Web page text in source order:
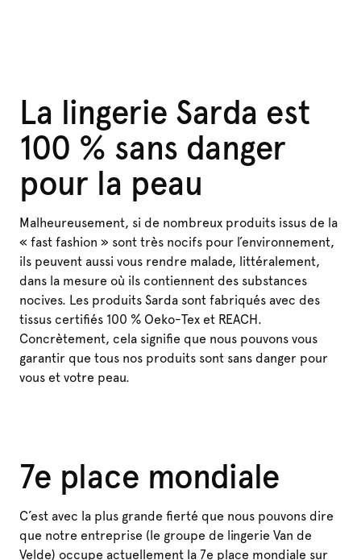
La lingerie Sarda est
100 % sans danger
pour la peau
Malheureusement, si de nombreux produits issus de la
« fast fashion » sont très nocifs pour l’environnement,
ils peuvent aussi vous rendre malade, littéralement,
dans la mesure où ils contiennent des substances
nocives. Les produits Sarda sont fabriqués avec des
tissus certifiés 100 % Oeko-Tex et REACH.
Concrètement, cela signifie que nous pouvons vous
garantir que tous nos produits sont sans danger pour
vous et votre peau.
7e place mondiale
C’est avec la plus grande fierté que nous pouvons dire
que notre entreprise (le groupe de lingerie Van de
Velde) occupe actuellement la 7e place mondiale sur